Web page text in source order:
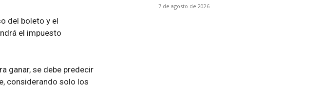
del boleto y el
el impuesto
ganar, se debe predecir
considerando solo los
7 de agosto de 2026